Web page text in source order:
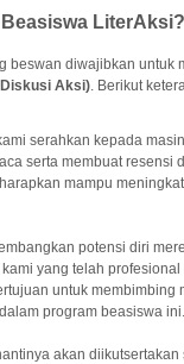
LiterAksi?
beswan diwajibkan untuk
Aksi). Berikut
serahkan kepada
serta membuat resensi
mampu
potensi diri
yang telah
untuk membimbing
program beasiswa ini.
akan